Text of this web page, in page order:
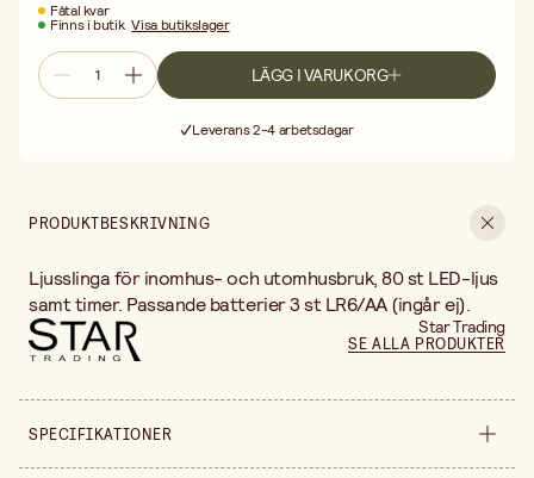
Fåtal kvar
Finns i butik Visa butikslager
LÄGG I VARUKORG
Leverans 2-4 arbetsdagar
PRODUKTBESKRIVNING
Ljusslinga för inomhus- och utomhusbruk, 80 st LED-ljus
samt timer. Passande batterier 3 st LR6/AA (ingår ej).
Star Trading
SE ALLA PRODUKTER
SPECIFIKATIONER